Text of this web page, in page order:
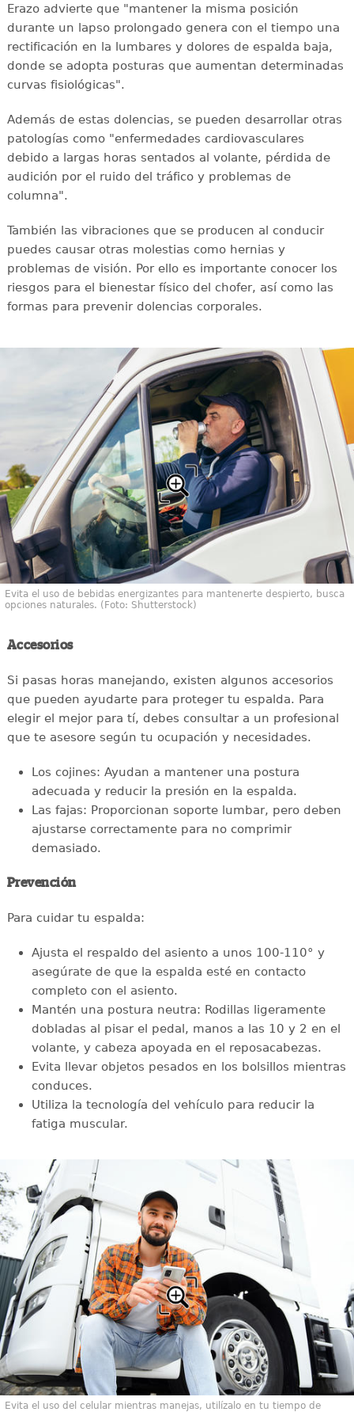
Erazo advierte que "mantener la misma posición
durante un lapso prolongado genera con el tiempo una
rectificación en la lumbares y dolores de espalda baja,
donde se adopta posturas que aumentan determinadas
curvas fisiológicas".
Además de estas dolencias, se pueden desarrollar otras
patologías como "enfermedades cardiovasculares
debido a largas horas sentados al volante, pérdida de
audición por el ruido del tráfico y problemas de
columna".
También las vibraciones que se producen al conducir
puedes causar otras molestias como hernias y
problemas de visión. Por ello es importante conocer los
riesgos para el bienestar físico del chofer, así como las
formas para prevenir dolencias corporales.
Evita el uso de bebidas energizantes para mantenerte despierto, busca
opciones naturales. (Foto: Shutterstock)
Accesorios
Si pasas horas manejando, existen algunos accesorios
que pueden ayudarte para proteger tu espalda. Para
elegir el mejor para tí, debes consultar a un profesional
que te asesore según tu ocupación y necesidades.
Los cojines: Ayudan a mantener una postura
adecuada y reducir la presión en la espalda.
Las fajas: Proporcionan soporte lumbar, pero deben
ajustarse correctamente para no comprimir
demasiado.
Prevención
Para cuidar tu espalda:
Ajusta el respaldo del asiento a unos 100-110° y
asegúrate de que la espalda esté en contacto
completo con el asiento.
Mantén una postura neutra: Rodillas ligeramente
dobladas al pisar el pedal, manos a las 10 y 2 en el
volante, y cabeza apoyada en el reposacabezas.
Evita llevar objetos pesados en los bolsillos mientras
conduces.
Utiliza la tecnología del vehículo para reducir la
fatiga muscular.
Evita el uso del celular mientras manejas, utilízalo en tu tiempo de